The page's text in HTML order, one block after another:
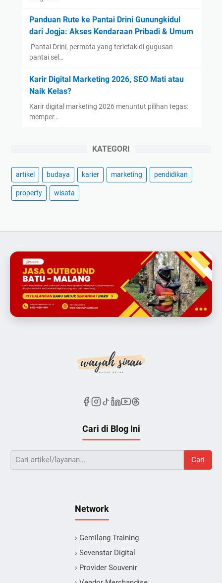
Panduan Rute ke Pantai Drini Gunungkidul
dari Jogja: Akses Kendaraan Pribadi & Umum
​ Pantai Drini, permata yang terletak di gugusan
pantai sel…
Karir Digital Marketing 2026, SEO Mati atau
Naik Kelas?
Karir digital marketing 2026 menuntut pilihan tegas:
memper…
KATEGORI
artikel budaya karier marketing pendidikan
property wisata
Cari di Blog Ini
Cari
Network
› Gemilang Training
› Sevenstar Digital
› Provider Souvenir